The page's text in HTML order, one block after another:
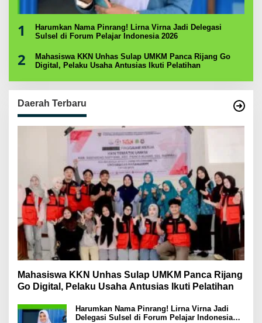
1
Harumkan Nama Pinrang! Lirna Virna Jadi Delegasi
Sulsel di Forum Pelajar Indonesia 2026
2
Mahasiswa KKN Unhas Sulap UMKM Panca Rijang Go
Digital, Pelaku Usaha Antusias Ikuti Pelatihan
Daerah Terbaru
Mahasiswa KKN Unhas Sulap UMKM Panca Rijang
Go Digital, Pelaku Usaha Antusias Ikuti Pelatihan
Harumkan Nama Pinrang! Lirna Virna Jadi
Delegasi Sulsel di Forum Pelajar Indonesia